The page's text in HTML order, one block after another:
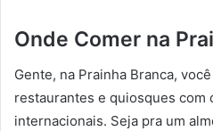
Onde Comer na
Gente, na Prainha Branca,
restaurantes e quiosques com
internacionais. Seja pra um